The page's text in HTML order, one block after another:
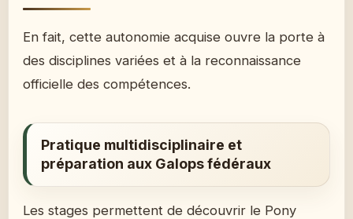
En fait, cette autonomie acquise ouvre la porte à
des disciplines variées et à la reconnaissance
officielle des compétences.
Pratique multidisciplinaire et
préparation aux Galops fédéraux
Les stages permettent de découvrir le Pony